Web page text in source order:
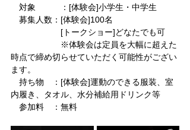
対象	 ：[体験会]小学生・中学生
募集人数：[体験会]100名
[トークショー]どなたでも可
※体験会は定員を大幅に超えた
時点で締め切らせていただく可能性がござい
ます。
持ち物　：[体験会]運動のできる服装、室
内履き、タオル、水分補給用ドリンク等
参加料　：無料